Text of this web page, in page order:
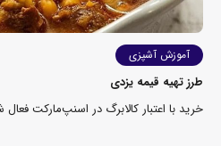
آموزش آشپزی
طرز تهیه قیمه یزدی
خرید با اعتبار کالابرگ در اسنپ‌مارکت